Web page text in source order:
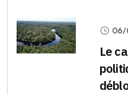
06/
Le